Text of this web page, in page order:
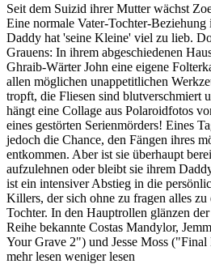
Seit dem Suizid ihrer Mutter wächst
Eine normale Vater-Tochter-Beziehung
Daddy hat 'seine Kleine' viel zu lieb.
Grauens: In ihrem abgeschiedenen
Ghraib-Wärter John eine eigene
allen möglichen unappetitlichen
tropft, die Fliesen sind blutverschmiert
hängt eine Collage aus Polaroidfotos
eines gestörten Serienmörders! Eines
jedoch die Chance, den Fängen ihres
entkommen. Aber ist sie überhaupt
aufzulehnen oder bleibt sie ihrem
ist ein intensiver Abstieg in die
Killers, der sich ohne zu fragen alles zu
Tochter. In den Hauptrollen glänzen
Reihe bekannte Costas Mandylor,
Your Grave 2") und Jesse Moss
mehr lesen weniger lesen